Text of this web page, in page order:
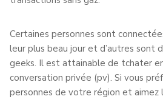
Certaines personnes sont
leur plus beau jour et d’autres sont
geeks. Il est attainable de tchater
conversation privée (pv). Si vous
personnes de votre région et aimez